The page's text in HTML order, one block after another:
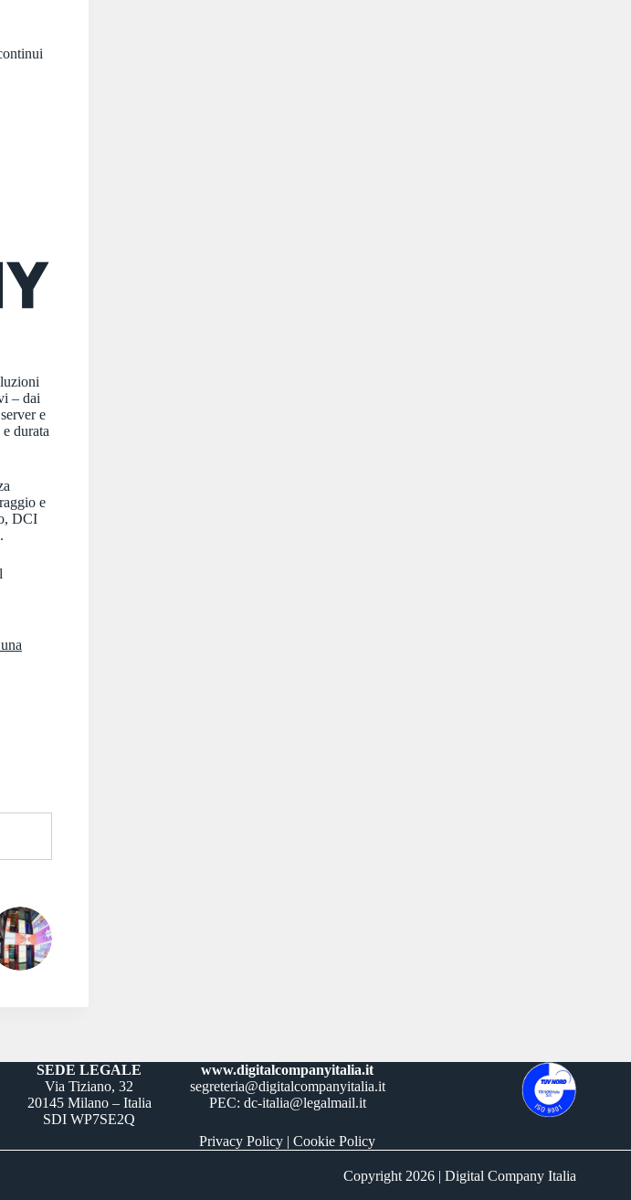
– dai
e
durata
e
DCI
SEDE LEGALE
Via Tiziano, 32
20145 Milano – Italia
SDI WP7SE2Q
www.digitalcompanyitalia.it
segreteria@digitalcompanyitalia.it
PEC: dc-italia@legalmail.it
Privacy Policy |Cookie Policy
Copyright 2026 | Digital Company Italia